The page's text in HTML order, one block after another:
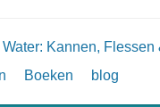
Water: Kannen, Flessen
Boeken blog